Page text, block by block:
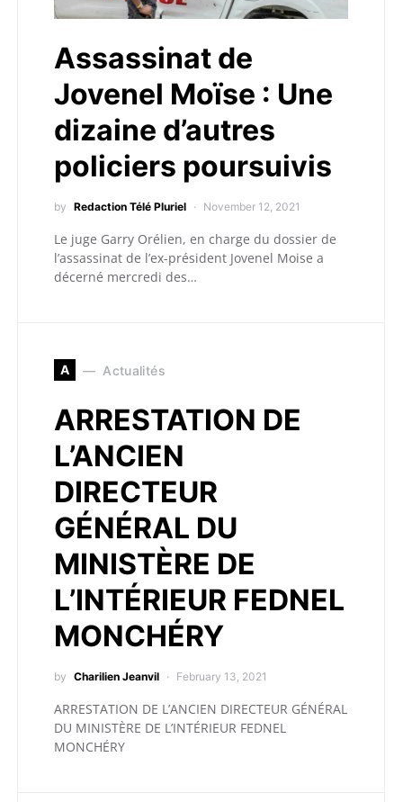
Assassinat de
Jovenel Moïse : Une
dizaine d’autres
policiers poursuivis
by Redaction Télé Pluriel November 12, 2021
Le juge Garry Orélien, en charge du dossier de
l’assassinat de l’ex-président Jovenel Moise a
décerné mercredi des…
A Actualités
ARRESTATION DE
L’ANCIEN
DIRECTEUR
GÉNÉRAL DU
MINISTÈRE DE
L’INTÉRIEUR FEDNEL
MONCHÉRY
by Charilien Jeanvil February 13, 2021
ARRESTATION DE L’ANCIEN DIRECTEUR GÉNÉRAL
DU MINISTÈRE DE L’INTÉRIEUR FEDNEL
MONCHÉRY